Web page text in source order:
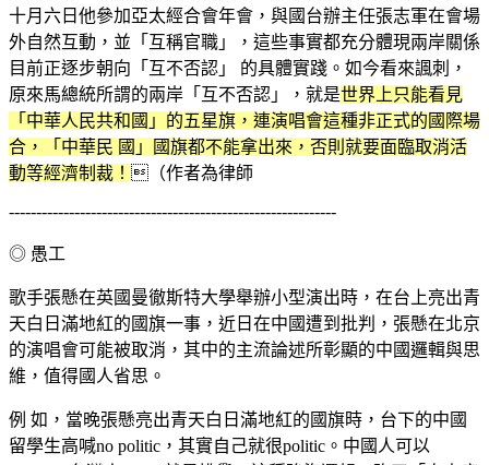
十月六日他參加亞太經合會年會，與國台辦主任張志軍在會場
外自然互動，並「互稱官職」，這些事實都充分體現兩岸關係
目前正逐步朝向「互不否認」 的具體實踐。如今看來諷刺，
原來馬總統所謂的兩岸「互不否認」，就是世界上只能看見
「中華人民共和國」的五星旗，連演唱會這種非正式的國際場
合，「中華民 國」國旗都不能拿出來，否則就要面臨取消活
動等經濟制裁！ （作者為律師
------------------------------------------------------------
◎ 愚工
歌手張懸在英國曼徹斯特大學舉辦小型演出時，在台上亮出青
天白日滿地紅的國旗一事，近日在中國遭到批判，張懸在北京
的演唱會可能被取消，其中的主流論述所彰顯的中國邏輯與思
維，值得國人省思。
例 如，當晚張懸亮出青天白日滿地紅的國旗時，台下的中國
留學生高喊no politic，其實自己就很politic。中國人可以